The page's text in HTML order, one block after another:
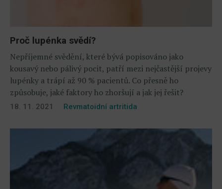
Proč lupénka svědí?
Nepříjemné svědění, které bývá popisováno jako
kousavý nebo pálivý pocit, patří mezi nejčastější projevy
lupénky a trápí až 90 % pacientů. Co přesně ho
způsobuje, jaké faktory ho zhoršují a jak jej řešit?
18. 11. 2021 Revmatoidní artritida